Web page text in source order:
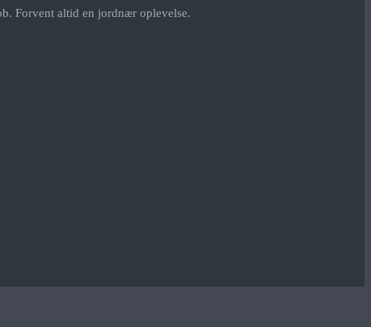
Forvent altid en jordnær oplevelse.